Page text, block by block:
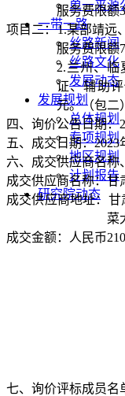
单一来源
一带一路
丝路新闻
丝路文化
发展动态
发展规划
总体规划
专项规划
地区规划
计划报告
研究院动态
服务费限额
项目二：1.某部靖远
服务费限额
2.兰州、临
证、辅助
元。（包二）
四、 询价公告日期：
五、 成交日期：2023
六、 成交供应商名称
成交供应商名称：甘
成交供应商地址：
菜
成交金额：人民币
七、 询价评标成员名